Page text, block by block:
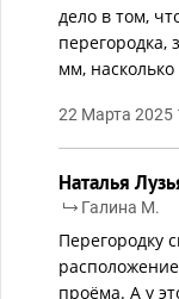
дело в том,
перегородка,
мм,
22 Марта 2025
Наталья
Галина М.
Перегородку
проёма. А у